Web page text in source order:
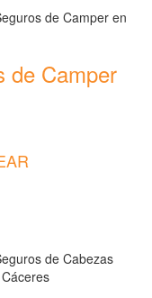
de Camper